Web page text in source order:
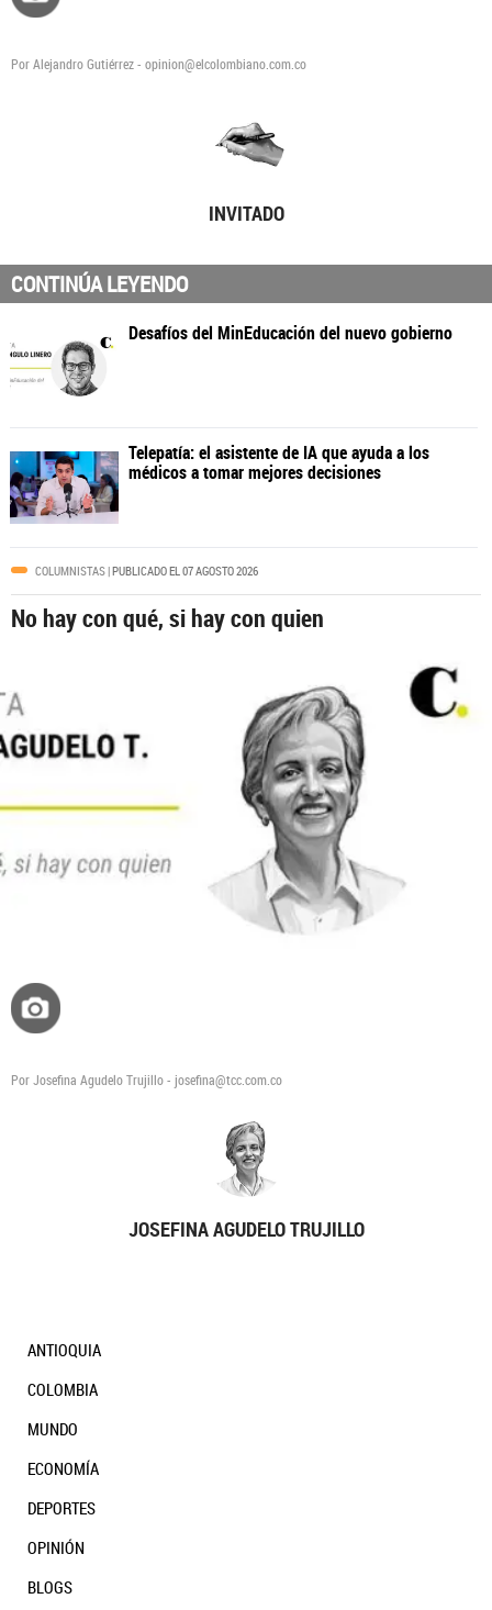
Por Alejandro Gutiérrez - opinion@elcolombiano.com.co
INVITADO
CONTINÚA LEYENDO
Desafíos del MinEducación del nuevo
COLUMNISTAS| PUBLICADO EL 07 AGOSTO 2026
No hay con qué, si hay con quien
Por Josefina Agudelo Trujillo - josefina@tcc.com.co
JOSEFINA AGUDELO TRUJILLO
ANTIOQUIA
COLOMBIA
MUNDO
ECONOMÍA
DEPORTES
OPINIÓN
BLOGS